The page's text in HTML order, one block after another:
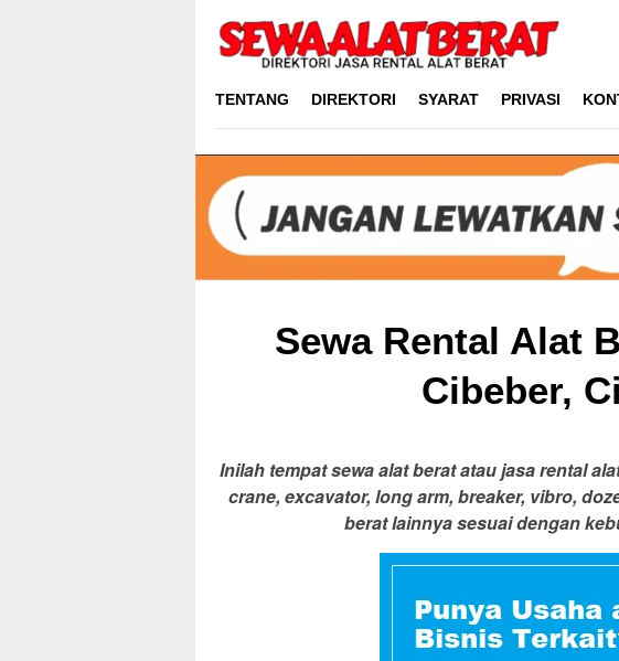
content
TENTANG DIREKTORI SYARAT PRIVASI
Sewa Rental Alat
Cibeber,
Inilah tempat sewa alat berat atau jasa rental
crane, excavator, long arm, breaker, vibro,
berat lainnya sesuai dengan